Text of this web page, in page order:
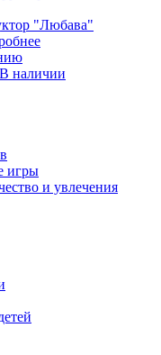
"Любава"
В наличии
игры
и увлечения